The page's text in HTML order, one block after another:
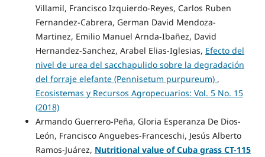
Villamil, Francisco Izquierdo-Reyes, Carlos Ruben
Fernandez-Cabrera, German David Mendoza-
Martinez, Emilio Manuel Arnda-Ibañez, David
Hernandez-Sanchez, Arabel Elias-Iglesias, Efecto del
nivel de urea del sacchapulido sobre la degradación
del forraje elefante (Pennisetum purpureum) ,
Ecosistemas y Recursos Agropecuarios: Vol. 5 No. 15
(2018)
Armando Guerrero-Peña, Gloria Esperanza De Dios-
León, Francisco Anguebes-Franceschi, Jesús Alberto
Ramos-Juárez, Nutritional value of Cuba grass CT-115